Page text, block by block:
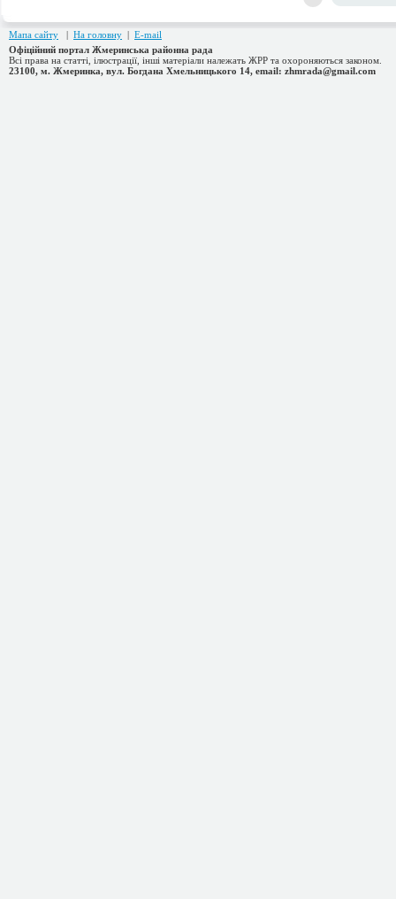
Мапа сайту | На головну | E-mail
Офіційний портал Жмеринська районна рада
Всі права на статті, ілюстрації, інші матеріали належать ЖРР та охороняються законом.
23100, м. Жмеринка, вул. Богдана Хмельницького 14, email: zhmrada@gmail.com